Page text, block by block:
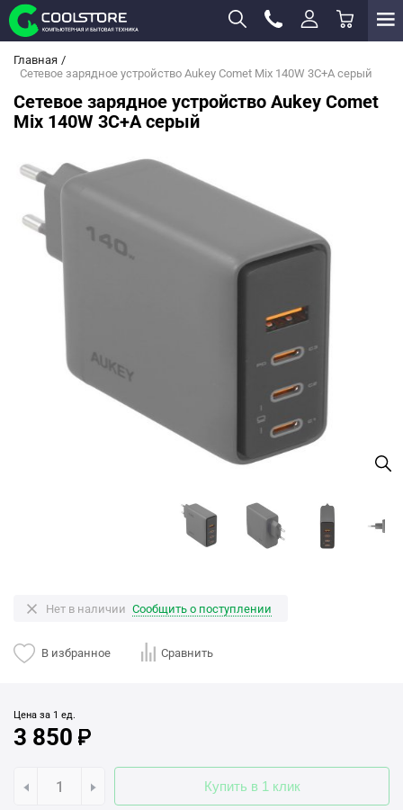
Главная
Сетевое зарядное устройство Aukey Comet Mix 140W 3C+A серый
Сетевое зарядное устройство Aukey Comet
Mix 140W 3C+A серый
Нет в наличии Сообщить о поступлении
В избранное Сравнить
Цена за 1 ед.
3 850
Купить в 1 клик